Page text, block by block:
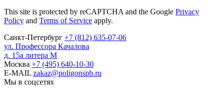
This site is protected by reCAPTCHA and the Google Privacy
Policy and Terms of Service apply.
Санкт-Петербург +7 (812) 635-07-06
ул. Профессора Качалова
д. 15а литера М
Москва +7 (495) 640-10-30
E-MAIL zakaz@poligonspb.ru
Мы в соцсетях